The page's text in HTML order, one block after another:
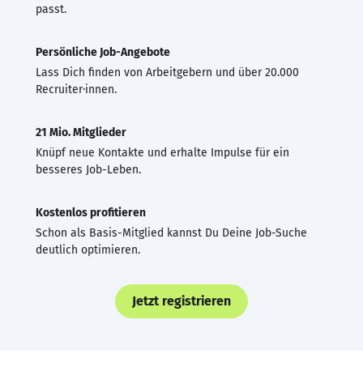
passt.
Persönliche Job-Angebote
Lass Dich finden von Arbeitgebern und über 20.000
Recruiter·innen.
21 Mio. Mitglieder
Knüpf neue Kontakte und erhalte Impulse für ein
besseres Job-Leben.
Kostenlos profitieren
Schon als Basis-Mitglied kannst Du Deine Job-Suche
deutlich optimieren.
Jetzt registrieren